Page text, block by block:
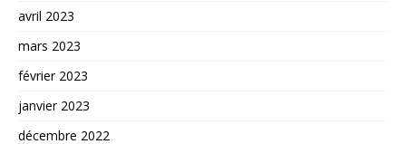
avril 2023
mars 2023
février 2023
janvier 2023
décembre 2022